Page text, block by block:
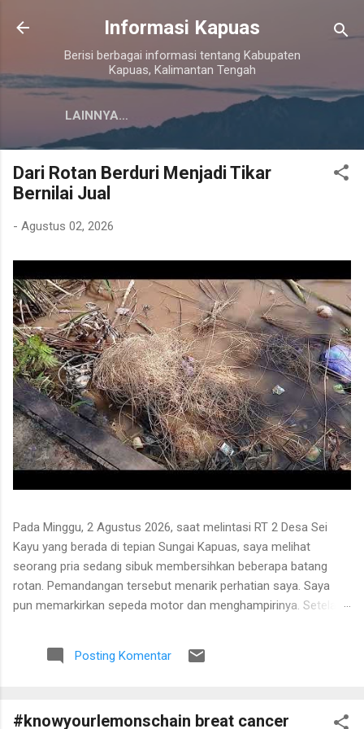
Langsung ke konten utama
Informasi Kapuas
Berisi berbagai informasi tentang Kabupaten
Kapuas, Kalimantan Tengah
LAINNYA…
Dari Rotan Berduri Menjadi Tikar
Bernilai Jual
- Agustus 02, 2026
Pada Minggu, 2 Agustus 2026, saat melintasi RT 2 Desa Sei
Kayu yang berada di tepian Sungai Kapuas, saya melihat
seorang pria sedang sibuk membersihkan beberapa batang
rotan. Pemandangan tersebut menarik perhatian saya. Saya
pun memarkirkan sepeda motor dan menghampirinya. Setelah
proses pengolahan rotan hingga menjadi bahan baku tikar
anyaman. Di tangan masyarakat setempat, rotan berduri yang
ekonomi. Bapak tersebut bercerita bahwa rotan yang sedang
Posting Komentar
#knowyourlemonschain breat cancer